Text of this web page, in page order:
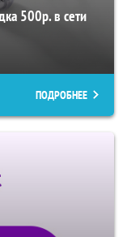
500р. в сети
ПОДРОБНЕЕ